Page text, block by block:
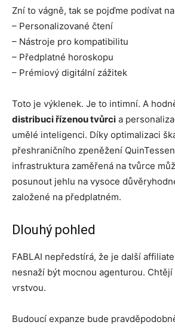
Zní to vágně, tak se pojďme podívat
– Personalizované čtení
– Nástroje pro kompatibilitu
– Předplatné horoskopu
– Prémiový digitální zážitek
Toto je výklenek. Je to intimní. A
distribuci řízenou tvůrci a
umělé inteligenci. Díky optimalizaci
přeshraničního zpeněžení
infrastruktura zaměřená na tvůrce
posunout jehlu na vysoce
založené na předplatném.
Dlouhý pohled
FABLAI nepředstírá, že je další
nesnaží být mocnou agenturou.
vrstvou.
Budoucí expanze bude